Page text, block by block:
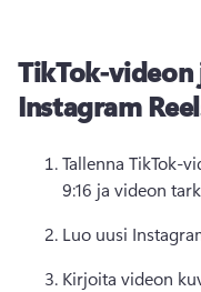
TikTok-
Instagram
Tallenna TikTok-
9:16 ja videon
Luo uusi
Kirjoita videon